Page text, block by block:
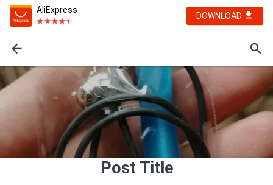
AliExpress
DOWNLOAD
Post Title